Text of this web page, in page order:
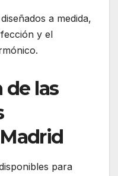
a medida,
y el
de las
para